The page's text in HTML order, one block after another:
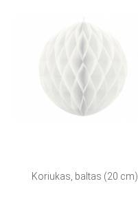
Koriukas, baltas (20 cm)